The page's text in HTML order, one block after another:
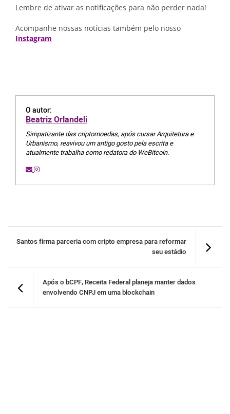
Lembre de ativar as notificações para não perder nada!
Acompanhe nossas notícias também pelo nosso
Instagram
O autor:
Beatriz Orlandeli
Simpatizante das criptomoedas, após cursar Arquitetura e
Urbanismo, reavivou um antigo gosto pela escrita e
atualmente trabalha como redatora do WeBitcoin.
Santos firma parceria com cripto empresa para reformar
seu estádio
Após o bCPF, Receita Federal planeja manter dados
envolvendo CNPJ em uma blockchain